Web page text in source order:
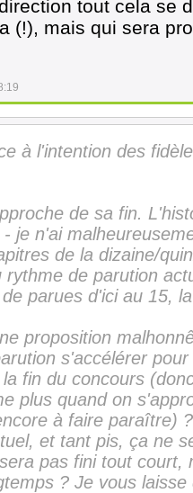
tout cela se
(!), mais qui sera
à l'intention des
de sa fin.
je n'ai
de la dizaine/
rythme de parution
parues d'ici au 15,
proposition
s'accélérer
fin du concours
plus quand on
à faire paraître)
et tant pis, ça ne
pas fini tout court,
? Je vous laisse